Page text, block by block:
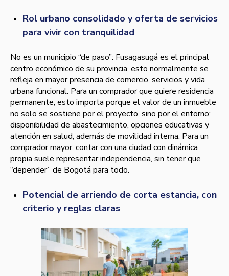
Rol urbano consolidado y oferta de servicios
para vivir con tranquilidad
No es un municipio “de paso”: Fusagasugá es el principal
centro económico de su provincia, esto normalmente se
refleja en mayor presencia de comercio, servicios y vida
urbana funcional. Para un comprador que quiere residencia
permanente, esto importa porque el valor de un inmueble
no solo se sostiene por el proyecto, sino por el entorno:
disponibilidad de abastecimiento, opciones educativas y
atención en salud, además de movilidad interna. Para un
comprador mayor, contar con una ciudad con dinámica
propia suele representar independencia, sin tener que
“depender” de Bogotá para todo.
Potencial de arriendo de corta estancia, con
criterio y reglas claras